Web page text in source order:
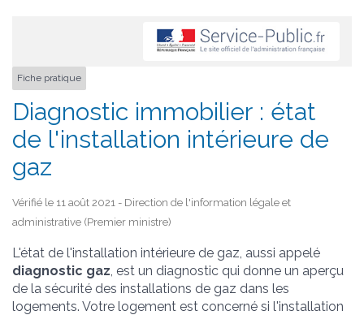
Fiche pratique
Diagnostic immobilier : état
de l'installation intérieure de
gaz
Vérifié le 11 août 2021 - Direction de l'information légale et
administrative (Premier ministre)
L'état de l'installation intérieure de gaz, aussi appelé
diagnostic gaz , est un diagnostic qui donne un aperçu
de la sécurité des installations de gaz dans les
logements. Votre logement est concerné si l'installation